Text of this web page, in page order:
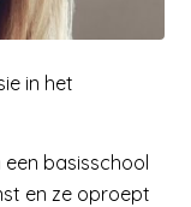
in het
een basisschool
en ze oproept